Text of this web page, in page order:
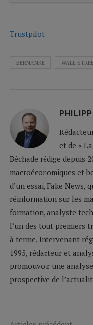
Trustpilot
BERNANKE WALL
et de «
Béchade rédige depuis
macroéconomiques et
d’un essai, Fake News,
réinformation sur les
formation, analyste
l’un des tout premiers
à terme. Intervenant
1995, rédacteur et
promouvoir une
prospective de